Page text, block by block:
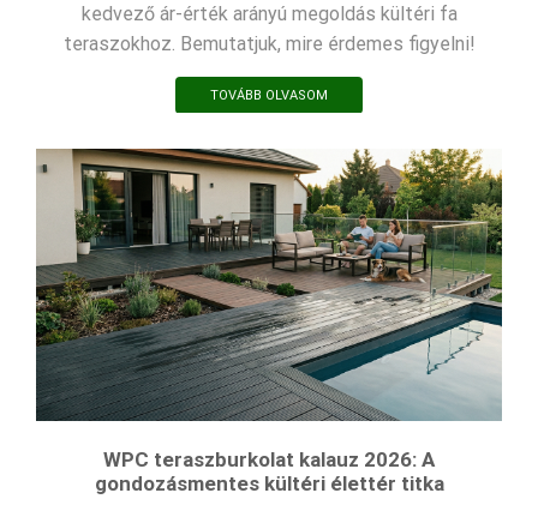
kedvező ár-érték arányú megoldás kültéri fa
teraszokhoz. Bemutatjuk, mire érdemes figyelni!
TOVÁBB OLVASOM
WPC teraszburkolat kalauz 2026: A
gondozásmentes kültéri élettér titka